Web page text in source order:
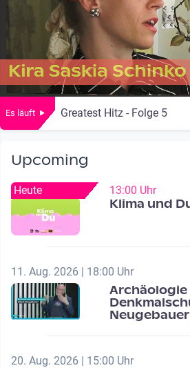
Es läuft Greatest Hitz - Folge 5
Upcoming
Heute 13:00 Uhr
Klima und
11. Aug. 2026 | 18:00 Uhr
Archäologie
20. Aug. 2026 | 15:00 Uhr